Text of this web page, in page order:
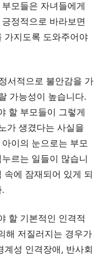
모들은 자녀들에게
정적으로 바라보면
가지도록 도와주어야
서적으로 불안감을 가
가능성이 높습니다.
할 부모들이 그렇게
가 생겼다는 사실을
이의 눈으로는 부모
르는 일들이 많습니
속에 잠재되어 있게 되
할 기본적인 인격적
해 저질러지는 경우가
계성 인격장애, 반사회